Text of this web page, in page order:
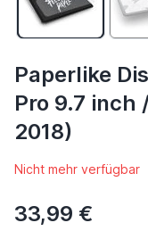
Paperlike
Pro 9.7 inch
2018)
Nicht mehr verfügbar
33,99 €